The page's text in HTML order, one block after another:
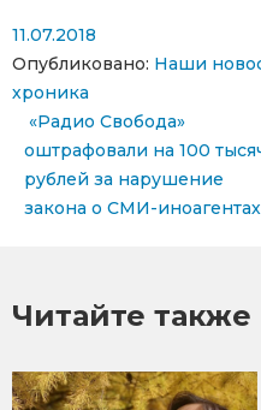
11.07.2018
Опубликовано: Наши
хроника
Навигация по
«Радио Свобода»
оштрафовали на 100
рублей за нарушение
закона о СМИ-иноагентах
Читайте также